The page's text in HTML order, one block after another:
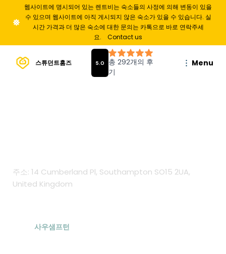
웹사이트에 명시되어 있는 렌트비는 숙소들의 사정에 의해 변동이 있을
수 있으며 웹사이트에 아직 게시되지 않은 숙소가 있을 수 있습니다. 실
시간 가격과 더 많은 숙소에 대한 문의는 카톡으로 바로 연락주세
요.
Contact us
스튜던트홈즈 Menu
주소: 14 Cumberland Pl, Southampton SO15 2UA,
United Kingdom
사우샘프턴